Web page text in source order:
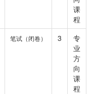
课
程
笔试（闭卷） 3
专
业
方
向
课
程